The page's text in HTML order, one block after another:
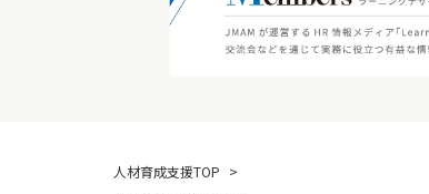
人材育成支援TOP